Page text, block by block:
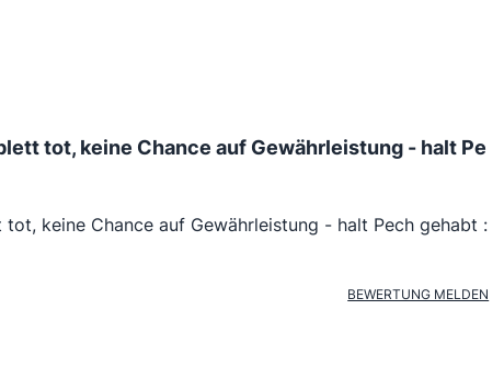
tot, keine Chance auf Gewährleistung - halt Pe
keine Chance auf Gewährleistung - halt Pech gehabt :
BEWERTUNG MELDEN